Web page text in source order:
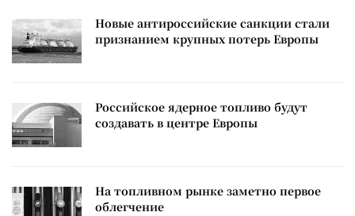
Новые антироссийские санкции стали
признанием крупных потерь Европы
Российское ядерное топливо будут
создавать в центре Европы
На топливном рынке заметно первое
облегчение